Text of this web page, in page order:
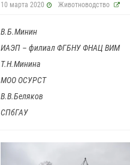
10 марта 2020 Животноводство
В.Б.Минин
ИАЭП – филиал ФГБНУ ФНАЦ ВИМ
Т.Н.Минина
МОО ОСУРСТ
В.В.Беляков
СПбГАУ